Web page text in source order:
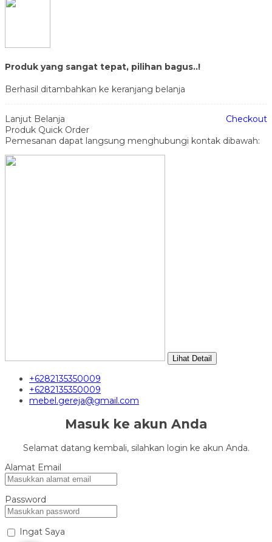
Produk yang sangat tepat, pilihan bagus..!
Berhasil ditambahkan ke keranjang belanja
Lanjut Belanja
Checkout
Produk Quick Order
Pemesanan dapat langsung menghubungi kontak dibawah:
Lihat Detail
+6282135350009
+6282135350009
mebel.gereja@gmail.com
Masuk ke akun Anda
Selamat datang kembali, silahkan login ke akun Anda.
Alamat Email
Password
Ingat Saya